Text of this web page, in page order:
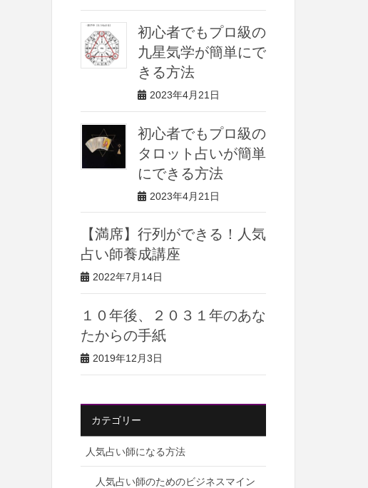
初心者でもプロ級の
九星気学が簡単にで
きる方法
2023年4月21日
初心者でもプロ級の
タロット占いが簡単
にできる方法
2023年4月21日
【満席】行列ができる！人気
占い師養成講座
2022年7月14日
１０年後、２０３１年のあな
たからの手紙
2019年12月3日
カテゴリー
人気占い師になる方法
人気占い師のためのビジネスマイン